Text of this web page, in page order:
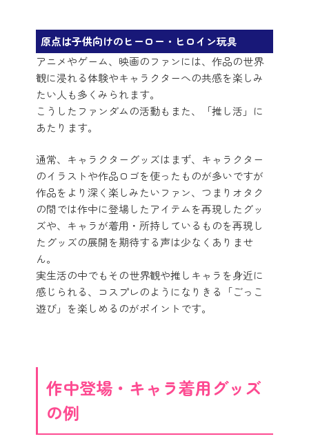
原点は子供向けのヒーロー・ヒロイン玩具
アニメやゲーム、映画のファンには、作品の世界
観に浸れる体験やキャラクターへの共感を楽しみ
たい人も多くみられます。
こうしたファンダムの活動もまた、「推し活」に
あたります。
通常、キャラクターグッズはまず、キャラクター
のイラストや作品ロゴを使ったものが多いですが
作品をより深く楽しみたいファン、つまりオタク
の間では作中に登場したアイテムを再現したグッ
ズや、キャラが着用・所持しているものを再現し
たグッズの展開を期待する声は少なくありませ
ん。
実生活の中でもその世界観や推しキャラを身近に
感じられる、コスプレのようになりきる「ごっこ
遊び」を楽しめるのがポイントです。
作中登場・キャラ着用グッズ
の例